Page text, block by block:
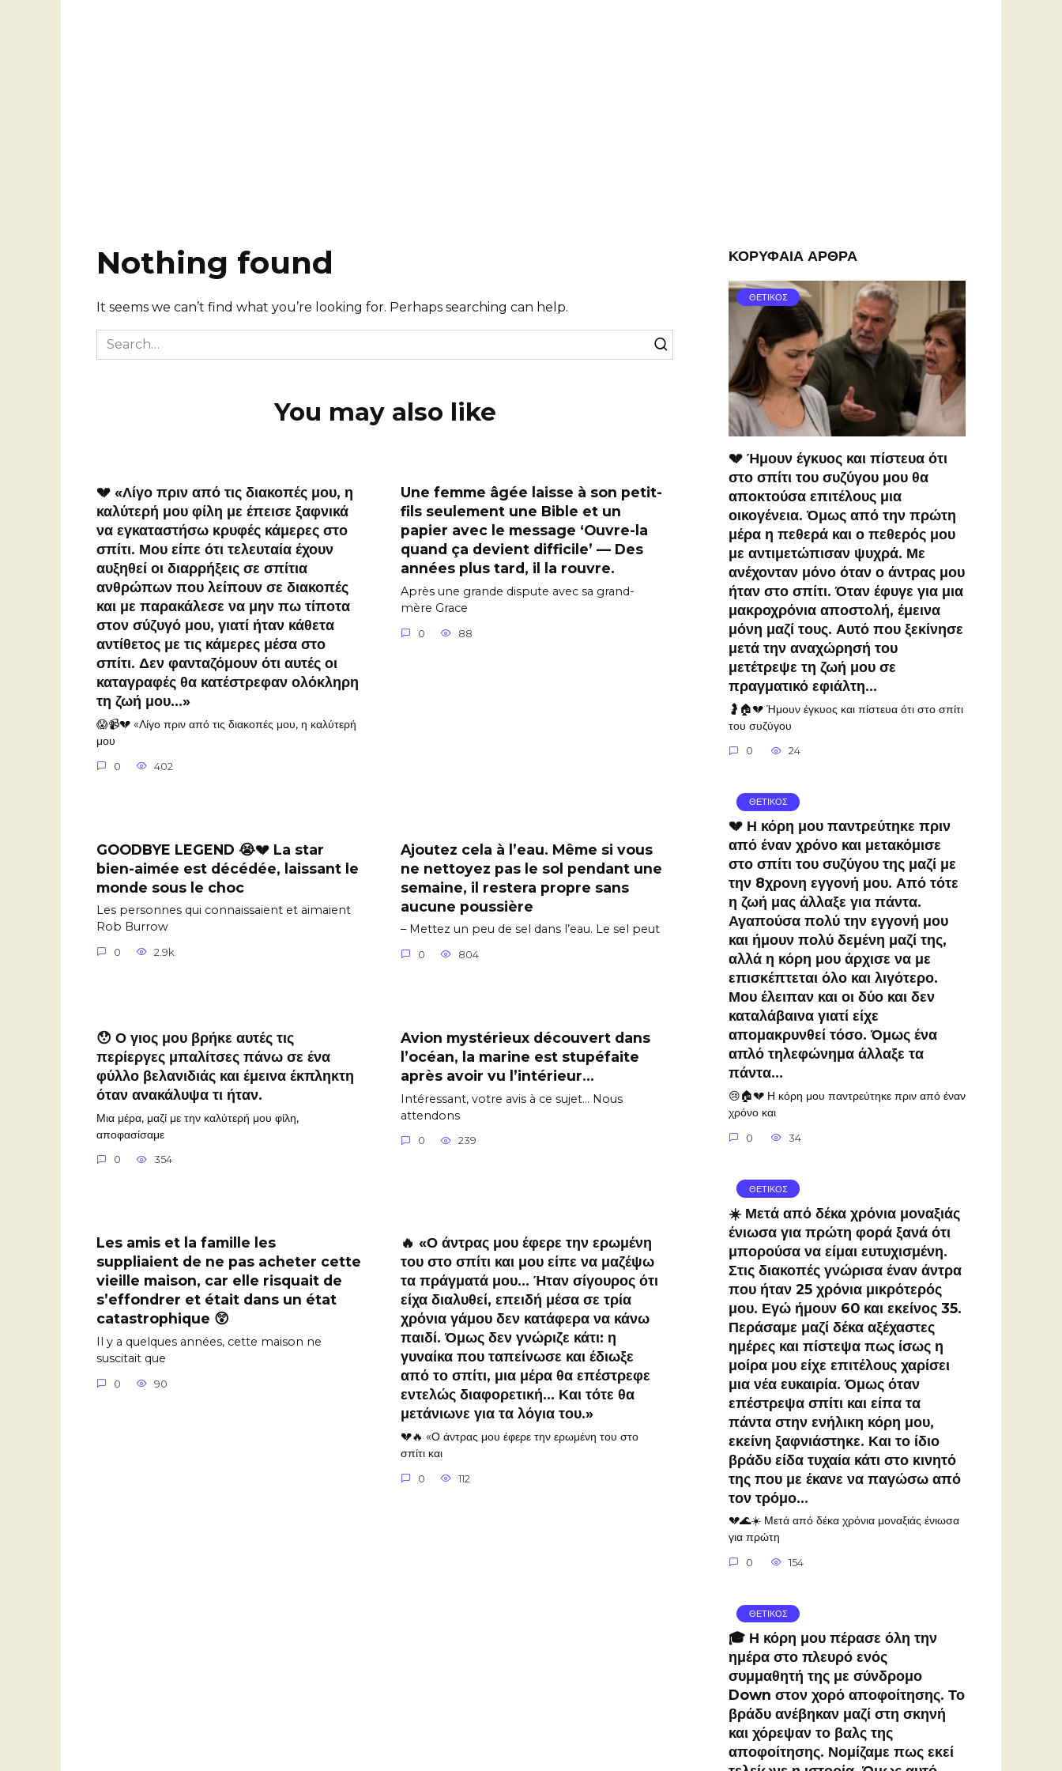
Nothing found
It seems we can’t find what you’re looking for. Perhaps searching can help.
Search
for:
You may also like
💔 «Λίγο πριν από τις διακοπές μου, η
καλύτερή μου φίλη με έπεισε ξαφνικά
να εγκαταστήσω κρυφές κάμερες στο
σπίτι. Μου είπε ότι τελευταία έχουν
αυξηθεί οι διαρρήξεις σε σπίτια
ανθρώπων που λείπουν σε διακοπές
και με παρακάλεσε να μην πω τίποτα
στον σύζυγό μου, γιατί ήταν κάθετα
αντίθετος με τις κάμερες μέσα στο
σπίτι. Δεν φανταζόμουν ότι αυτές οι
καταγραφές θα κατέστρεφαν ολόκληρη
τη ζωή μου…»
😱📹💔 «Λίγο πριν από τις διακοπές μου, η καλύτερή
μου
0 402
Une femme âgée laisse à son petit-
fils seulement une Bible et un
papier avec le message ‘Ouvre-la
quand ça devient difficile’ — Des
années plus tard, il la rouvre.
Après une grande dispute avec sa grand-
mère Grace
0 88
GOODBYE LEGEND 😭💔 La star
bien-aimée est décédée, laissant le
monde sous le choc
Les personnes qui connaissaient et aimaient
Rob Burrow
0 2.9k.
Ajoutez cela à l’eau. Même si vous
ne nettoyez pas le sol pendant une
semaine, il restera propre sans
aucune poussière
– Mettez un peu de sel dans l’eau. Le sel peut
0 804
😯 Ο γιος μου βρήκε αυτές τις
περίεργες μπαλίτσες πάνω σε ένα
φύλλο βελανιδιάς και έμεινα έκπληκτη
όταν ανακάλυψα τι ήταν.
Μια μέρα, μαζί με την καλύτερή μου φίλη,
αποφασίσαμε
0 354
Avion mystérieux découvert dans
l’océan, la marine est stupéfaite
après avoir vu l’intérieur…
Intéressant, votre avis à ce sujet… Nous
attendons
0 239
Les amis et la famille les
suppliaient de ne pas acheter cette
vieille maison, car elle risquait de
s’effondrer et était dans un état
catastrophique 😲
Il y a quelques années, cette maison ne
suscitait que
0 90
🔥 «Ο άντρας μου έφερε την ερωμένη
του στο σπίτι και μου είπε να μαζέψω
τα πράγματά μου… Ήταν σίγουρος ότι
είχα διαλυθεί, επειδή μέσα σε τρία
χρόνια γάμου δεν κατάφερα να κάνω
παιδί. Όμως δεν γνώριζε κάτι: η
γυναίκα που ταπείνωσε και έδιωξε
από το σπίτι, μια μέρα θα επέστρεφε
εντελώς διαφορετική… Και τότε θα
μετάνιωνε για τα λόγια του.»
💔🔥 «Ο άντρας μου έφερε την ερωμένη του στο
σπίτι και
0 112
ΚΟΡΥΦΑΙΑ ΑΡΘΡΑ
ΘΕΤΙΚΟΣ
💔 Ήμουν έγκυος και πίστευα ότι
στο σπίτι του συζύγου μου θα
αποκτούσα επιτέλους μια
οικογένεια. Όμως από την πρώτη
μέρα η πεθερά και ο πεθερός μου
με αντιμετώπισαν ψυχρά. Με
ανέχονταν μόνο όταν ο άντρας μου
ήταν στο σπίτι. Όταν έφυγε για μια
μακροχρόνια αποστολή, έμεινα
μόνη μαζί τους. Αυτό που ξεκίνησε
μετά την αναχώρησή του
μετέτρεψε τη ζωή μου σε
πραγματικό εφιάλτη…
🤰🏠💔 Ήμουν έγκυος και πίστευα ότι στο σπίτι
του συζύγου
0 24
ΘΕΤΙΚΟΣ
💔 Η κόρη μου παντρεύτηκε πριν
από έναν χρόνο και μετακόμισε
στο σπίτι του συζύγου της μαζί με
την 8χρονη εγγονή μου. Από τότε
η ζωή μας άλλαξε για πάντα.
Αγαπούσα πολύ την εγγονή μου
και ήμουν πολύ δεμένη μαζί της,
αλλά η κόρη μου άρχισε να με
επισκέπτεται όλο και λιγότερο.
Μου έλειπαν και οι δύο και δεν
καταλάβαινα γιατί είχε
απομακρυνθεί τόσο. Όμως ένα
απλό τηλεφώνημα άλλαξε τα
πάντα…
😢🏠💔 Η κόρη μου παντρεύτηκε πριν από έναν
χρόνο και
0 34
ΘΕΤΙΚΟΣ
☀️ Μετά από δέκα χρόνια μοναξιάς
ένιωσα για πρώτη φορά ξανά ότι
μπορούσα να είμαι ευτυχισμένη.
Στις διακοπές γνώρισα έναν άντρα
που ήταν 25 χρόνια μικρότερός
μου. Εγώ ήμουν 60 και εκείνος 35.
Περάσαμε μαζί δέκα αξέχαστες
ημέρες και πίστεψα πως ίσως η
μοίρα μου είχε επιτέλους χαρίσει
μια νέα ευκαιρία. Όμως όταν
επέστρεψα σπίτι και είπα τα
πάντα στην ενήλικη κόρη μου,
εκείνη ξαφνιάστηκε. Και το ίδιο
βράδυ είδα τυχαία κάτι στο κινητό
της που με έκανε να παγώσω από
τον τρόμο…
💔🌊☀️ Μετά από δέκα χρόνια μοναξιάς ένιωσα
για πρώτη
0 154
ΘΕΤΙΚΟΣ
🎓 Η κόρη μου πέρασε όλη την
ημέρα στο πλευρό ενός
συμμαθητή της με σύνδρομο
Down στον χορό αποφοίτησης. Το
βράδυ ανέβηκαν μαζί στη σκηνή
και χόρεψαν το βαλς της
αποφοίτησης. Νομίζαμε πως εκεί